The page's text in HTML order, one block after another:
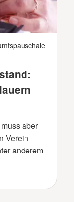
aber
Verein
anderem